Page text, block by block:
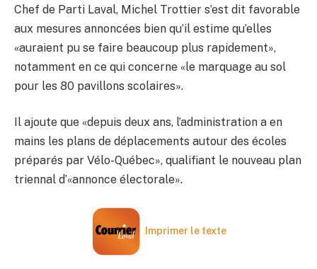
Chef de Parti Laval, Michel Trottier s’est dit favorable
aux mesures annoncées bien qu’il estime qu’elles
«auraient pu se faire beaucoup plus rapidement»,
notamment en ce qui concerne «le marquage au sol
pour les 80 pavillons scolaires».
Il ajoute que «depuis deux ans, l’administration a en
mains les plans de déplacements autour des écoles
préparés par Vélo-Québec», qualifiant le nouveau plan
triennal d’«annonce électorale».
Imprimer le texte